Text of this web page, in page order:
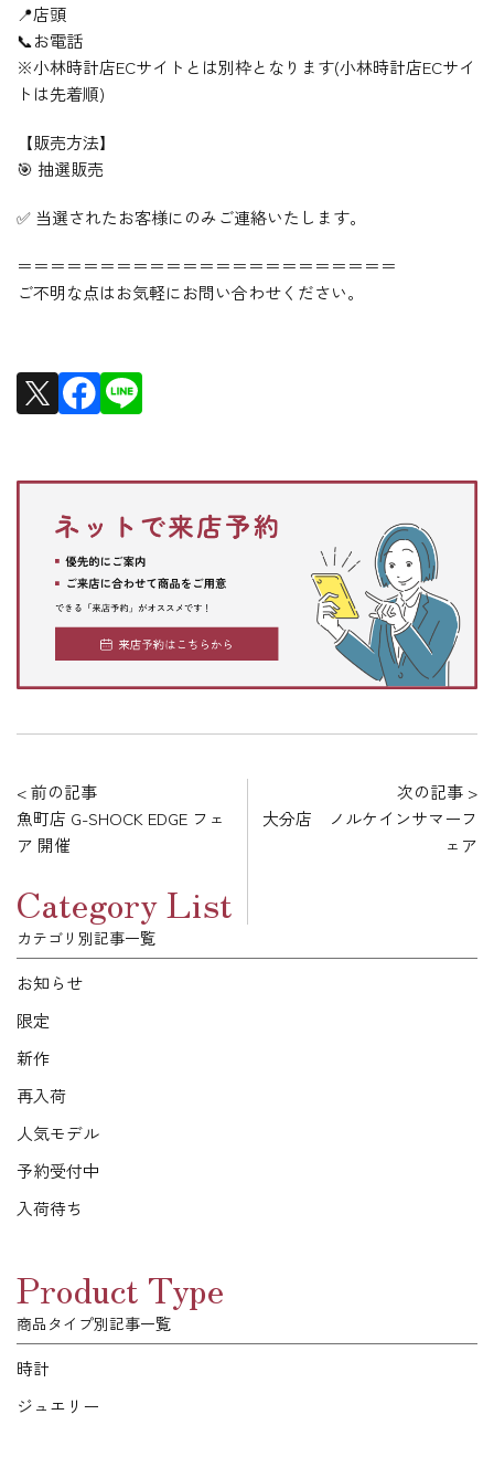
📍店頭
📞お電話
※小林時計店ECサイトとは別枠となります(小林時計店ECサイ
トは先着順)
【販売方法】
🎯 抽選販売
✅ 当選されたお客様にのみご連絡いたします。
＝＝＝＝＝＝＝＝＝＝＝＝＝＝＝＝＝＝＝＝＝＝＝
ご不明な点はお気軽にお問い合わせください。
< 前の記事
魚町店 G-SHOCK EDGE フェ
ア 開催
次の記事 >
大分店 ノルケインサマーフ
ェア
Category List
カテゴリ別記事一覧
お知らせ
限定
新作
再入荷
人気モデル
予約受付中
入荷待ち
Product Type
商品タイプ別記事一覧
時計
ジュエリー